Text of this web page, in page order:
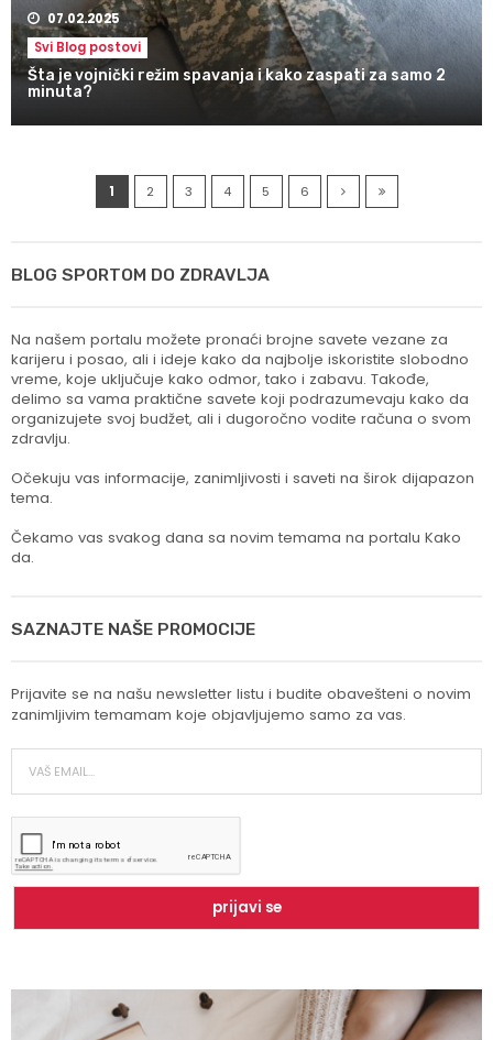
07.02.2025
Svi Blog postovi
Šta je vojnički režim spavanja i kako zaspati za samo 2
minuta?
1 2 3 4 5 6
BLOG SPORTOM DO ZDRAVLJA
Na našem portalu možete pronaći brojne savete vezane za
karijeru i posao, ali i ideje kako da najbolje iskoristite slobodno
vreme, koje uključuje kako odmor, tako i zabavu. Takođe,
delimo sa vama praktične savete koji podrazumevaju kako da
organizujete svoj budžet, ali i dugoročno vodite računa o svom
zdravlju.
Očekuju vas informacije, zanimljivosti i saveti na širok dijapazon
tema.
Čekamo vas svakog dana sa novim temama na portalu Kako
da.
SAZNAJTE NAŠE PROMOCIJE
Prijavite se na našu newsletter listu i budite obavešteni o novim
zanimljivim temamam koje objavljujemo samo za vas.